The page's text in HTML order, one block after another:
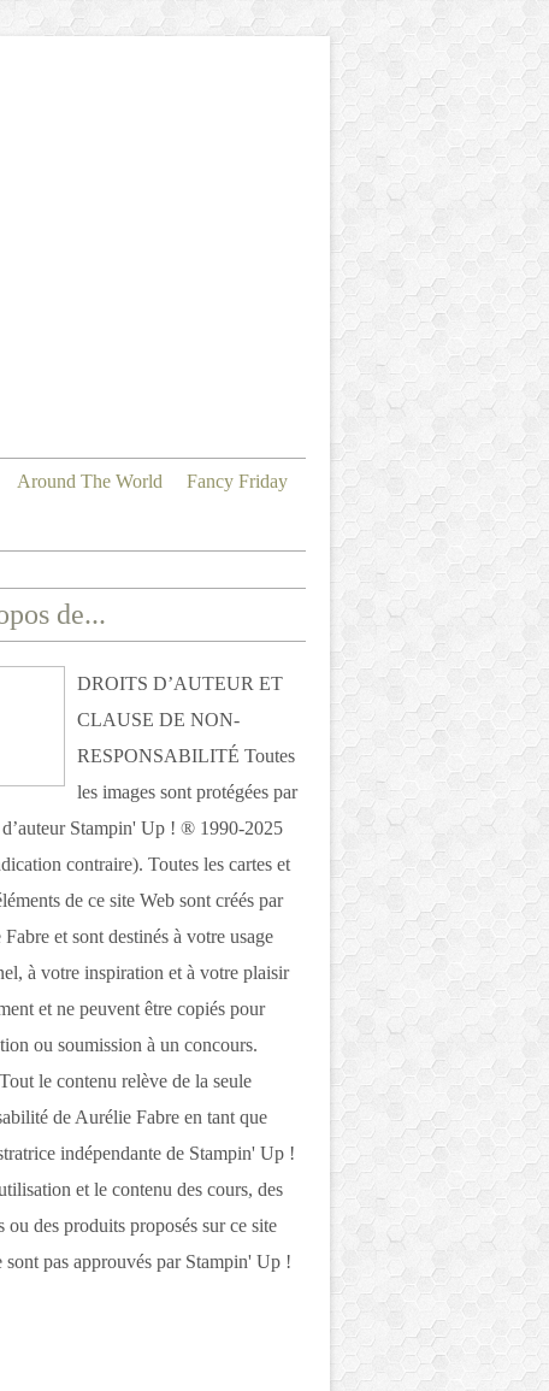
Around The World Fancy Friday
de...
DROITS D’AUTEUR ET
CLAUSE DE NON-
RESPONSABILITÉ Toutes
les images sont protégées par
Stampin' Up ! ® 1990-2025
contraire). Toutes les cartes et
de ce site Web sont créés par
et sont destinés à votre usage
à votre inspiration et à votre plaisir
et ne peuvent être copiés pour
ou soumission à un concours.
le contenu relève de la seule
de Aurélie Fabre en tant que
indépendante de Stampin' Up !
et le contenu des cours, des
ou des produits proposés sur ce site
sont pas approuvés par Stampin' Up !